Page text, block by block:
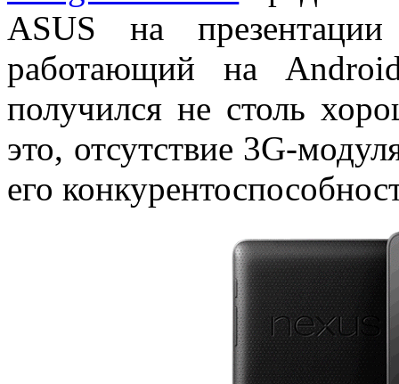
ASUS на
работающий на
получился не столь
это, отсутствие 3G-
его